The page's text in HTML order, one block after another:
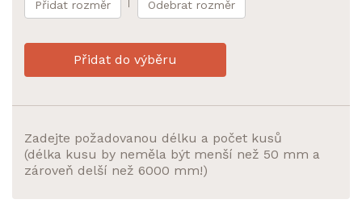
Přidat rozměr Odebrat rozměr
Přidat do výběru
Zadejte požadovanou délku a počet kusů
(délka kusu by neměla být menší než 50 mm a
zároveň delší než 6000 mm!)